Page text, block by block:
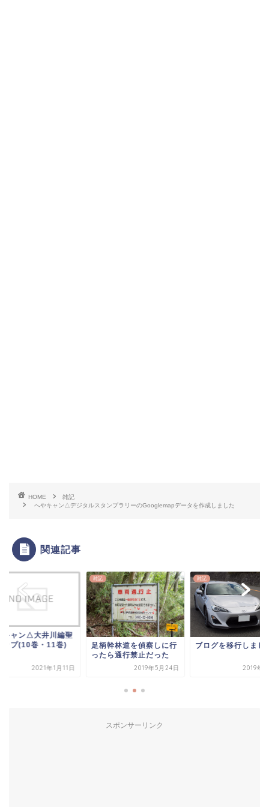
HOME
雑記
へやキャン△デジタルスタンプラリーのGooglemapデータを作成しました
関連記事
キャン△大井川編聖
ップ(10巻・11巻)
2021年1月11日
雑記
足柄幹林道を偵察しに行
ったら通行禁止だった
2019年5月24日
雑記
ブログを移行しまし
2019年1
スポンサーリンク